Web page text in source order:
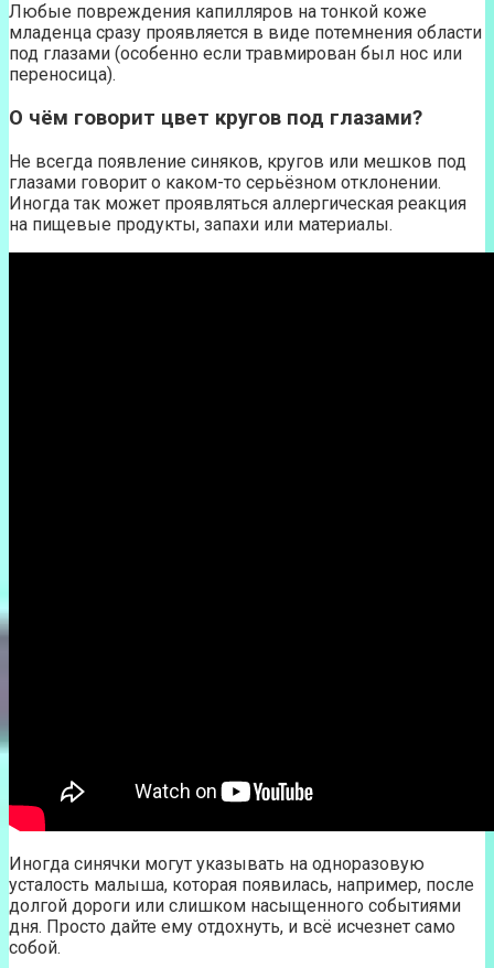
Любые повреждения капилляров на тонкой коже
младенца сразу проявляется в виде потемнения области
под глазами (особенно если травмирован был нос или
переносица).
О чём говорит цвет кругов под глазами?
Не всегда появление синяков, кругов или мешков под
глазами говорит о каком-то серьёзном отклонении.
Иногда так может проявляться аллергическая реакция
на пищевые продукты, запахи или материалы.
Иногда синячки могут указывать на одноразовую
усталость малыша, которая появилась, например, после
долгой дороги или слишком насыщенного событиями
дня. Просто дайте ему отдохнуть, и всё исчезнет само
собой.